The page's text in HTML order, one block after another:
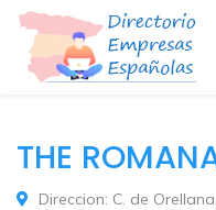
THE
Direccion: C. de